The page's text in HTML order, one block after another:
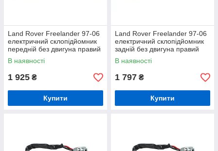
Land Rover Freelander 97-06
електричний склопідйомник
передній без двигуна правий
В наявності
1 925 ₴
Купити
Land Rover Freelander 97-06
електричний склопідйомник
задній без двигуна правий
В наявності
1 797 ₴
Купити